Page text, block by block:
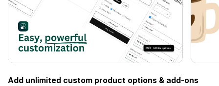
Add unlimited custom product options & add-ons